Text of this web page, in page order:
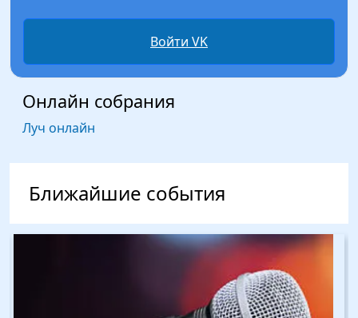
Войти VK
Онлайн собрания
Луч онлайн
Ближайшие события